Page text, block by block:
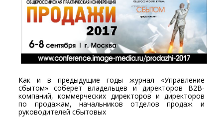
Как и в предыдущие годы журнал «Управление
сбытом» соберет владельцев и директоров В2В-
компаний, коммерческих директоров и директоров
по продажам, начальников отделов продаж и
руководителей сбытовых